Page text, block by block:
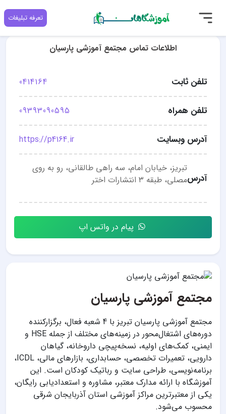
تعرفه تبلیغات
مجتمع آموزشی پارسیان
مجتمع آموزشی پارسیان تبریز با 4 شعبه فعال، برگزارکننده
دوره‌های اشتغال‌محور در زمینه‌های مختلف از جمله HSE و
ایمنی، کمک‌های اولیه، نسخه‌پیچی داروخانه، گیاهان
دارویی، تعمیرات تخصصی، حسابداری، بازارهای مالی، ICDL،
برنامه‌نویسی، طراحی سایت و رباتیک کودکان است. این
آموزشگاه با ارائه مدارک معتبر، مشاوره و استعداد‌یابی رایگان،
یکی از معتبرترین مراکز آموزشی استان آذربایجان شرقی
محسوب می‌شود.
اطلاعات تماس مجتمع آموزشی پارسیان
تلفن ثابت 0414164
تلفن همراه 09393090595
آدرس وبسایت https://p4164.ir
آدرس
تبریز، خیابان امام، سه راهی طالقانی، رو به روی
مصلی، طبقه ۳ انتشارات اختر
پیام در واتس اپ